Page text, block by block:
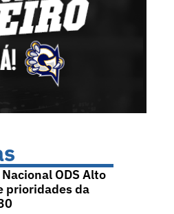
ODS Alto
prioridades da